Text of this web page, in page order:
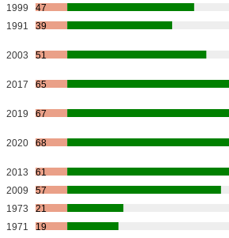
1999
47
1991 39
2003 51
2017 65
2019 67
2020 68
2013
61
2009
57
1973
21
1971
19